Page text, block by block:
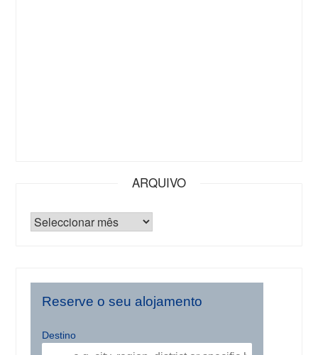
ARQUIVO
Reserve o seu alojamento
Destino